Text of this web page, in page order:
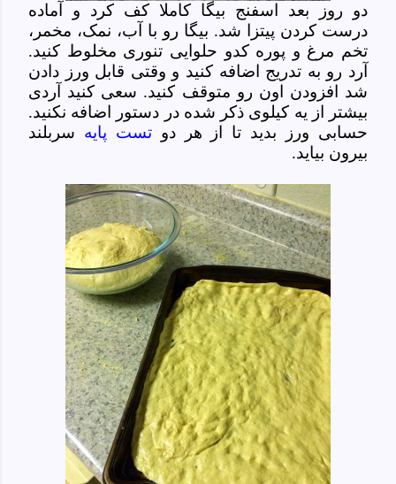
دو روز بعد اسفنج بیگا کاملا کف کرد و آماده
درست کردن پیتزا شد. بیگا رو با آب، نمک، مخمر،
تخم مرغ و پوره کدو حلوایی تنوری مخلوط کنید.
آرد رو به تدریج اضافه کنید و وقتی قابل ورز دادن
شد افزودن اون رو متوقف کنید. سعی کنید آردی
بیشتر از یه کیلوی ذکر شده در دستور اضافه نکنید.
حسابی ورز بدید تا از هر دوتست پایه سربلند
بیرون بیاید.